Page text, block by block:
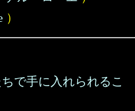
）
で手に入れられるこ